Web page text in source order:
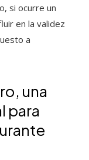
si ocurre un
en la validez
a
una
para